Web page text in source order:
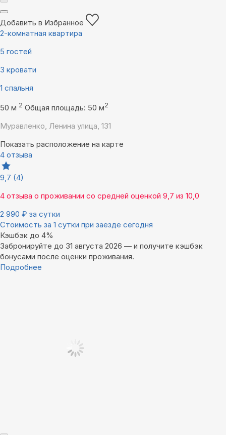
Добавить в Избранное
2-комнатная квартира
5 гостей
3 кровати
1 спальня
50 м 2 Общая площадь: 50 м2
Муравленко, Ленина улица, 131
Показать расположение на карте
4 отзыва
9,7 (4)
4 отзыва о проживании со средней оценкой 9,7 из 10,0
2 990 ₽ за сутки
Стоимость за 1 сутки при заезде сегодня
Кэшбэк до 4%
Забронируйте до 31 августа 2026 — и получите кэшбэк
бонусами после оценки проживания.
Подробнее